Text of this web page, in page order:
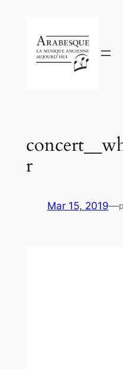
contenu
r
Mar 15, 2019—